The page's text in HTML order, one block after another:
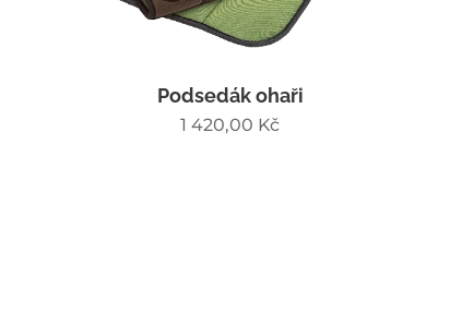
Podsedák ohaři
1 420,00 Kč